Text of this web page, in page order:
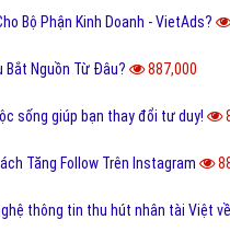
Bộ Phận Kinh Doanh - VietAds?
Bắt Nguồn Từ Đâu? 887,000
sống giúp bạn thay đổi tư duy!
Tăng Follow Trên Instagram
thông tin thu hút nhân tài Việt